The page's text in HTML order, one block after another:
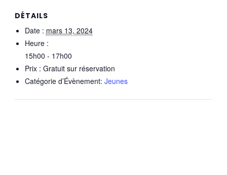
DÉTAILS
Date : mars 13, 2024
Heure :
15h00 - 17h00
Prix : Gratuit sur réservation
Catégorie d’Évènement: Jeunes